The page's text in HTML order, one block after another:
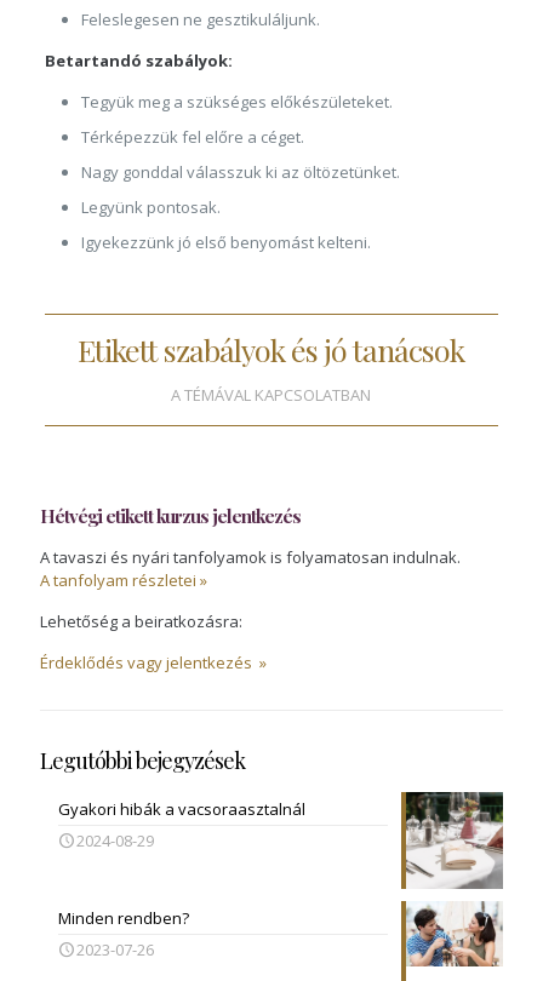
Feleslegesen ne gesztikuláljunk.
Betartandó szabályok:
Tegyük meg a szükséges előkészületeket.
Térképezzük fel előre a céget.
Nagy gonddal válasszuk ki az öltözetünket.
Legyünk pontosak.
Igyekezzünk jó első benyomást kelteni.
Etikett szabályok és jó tanácsok
A TÉMÁVAL KAPCSOLATBAN
Hétvégi etikett kurzus jelentkezés
A tavaszi és nyári tanfolyamok is folyamatosan indulnak.
A tanfolyam részletei »
Lehetőség a beiratkozásra:
Érdeklődés vagy jelentkezés »
Legutóbbi bejegyzések
Gyakori hibák a vacsoraasztalnál
2024-08-29
Minden rendben?
2023-07-26